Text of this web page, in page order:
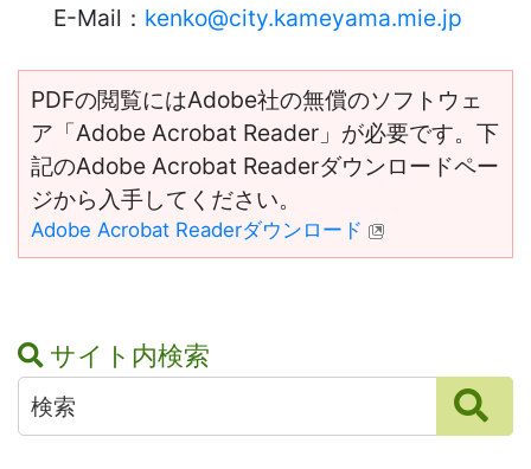
E-Mail： kenko@city.kameyama.mie.jp
PDFの閲覧にはAdobe社の無償のソフトウェ
ア「Adobe Acrobat Reader」が必要です。下
記のAdobe Acrobat Readerダウンロードペー
ジから入手してください。
Adobe Acrobat Readerダウンロード
サイト内検索